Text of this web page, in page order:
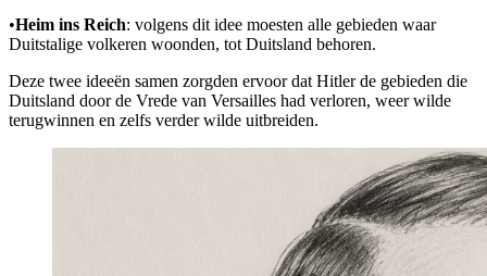
•Heim ins Reich: volgens dit idee moesten alle gebieden waar
Duitstalige volkeren woonden, tot Duitsland behoren.
Deze twee ideeën samen zorgden ervoor dat Hitler de gebieden die
Duitsland door de Vrede van Versailles had verloren, weer wilde
terugwinnen en zelfs verder wilde uitbreiden.